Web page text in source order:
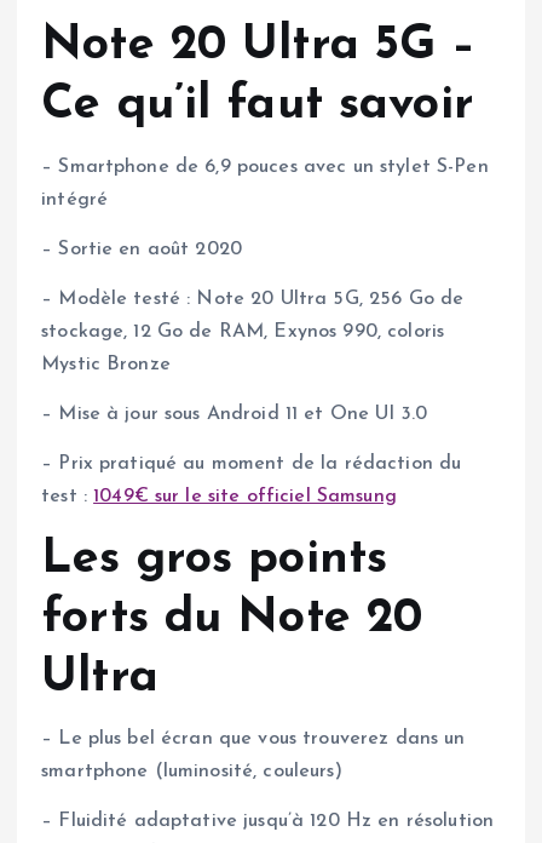
Note 20 Ultra 5G –
Ce qu’il faut savoir
– Smartphone de 6,9 pouces avec un stylet S-Pen
intégré
– Sortie en août 2020
– Modèle testé : Note 20 Ultra 5G, 256 Go de
stockage, 12 Go de RAM, Exynos 990, coloris
Mystic Bronze
– Mise à jour sous Android 11 et One UI 3.0
– Prix pratiqué au moment de la rédaction du
test :1049€ sur le site officiel Samsung
Les gros points
forts du Note 20
Ultra
– Le plus bel écran que vous trouverez dans un
smartphone (luminosité, couleurs)
– Fluidité adaptative jusqu’à 120 Hz en résolution